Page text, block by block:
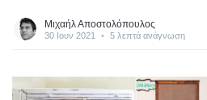
Μιχαήλ Αποστολόπουλος
30 Ιουν 2021 • 5 λεπτά ανάγνωση